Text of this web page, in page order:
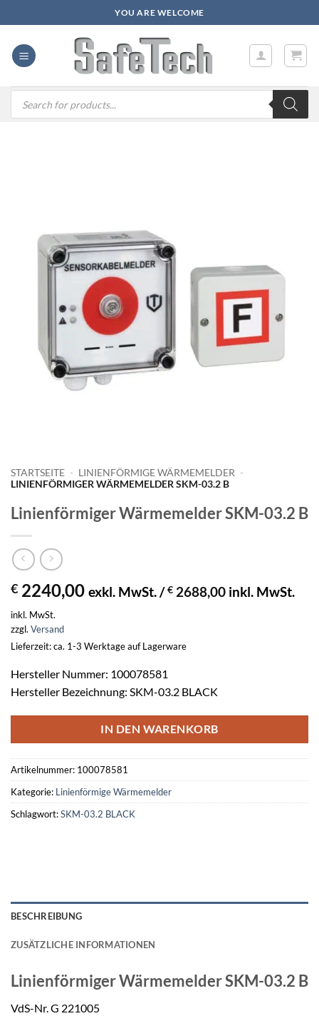
Inhalt
springen
YOU ARE WELCOME
Products
search
STARTSEITE - LINIENFÖRMIGE WÄRMEMELDER -
LINIENFÖRMIGER WÄRMEMELDER SKM-03.2 B
Linienförmiger Wärmemelder SKM-03.2 B
€ 2240,00 exkl. MwSt. /€ 2688,00 inkl. MwSt.
inkl. MwSt.
zzgl. Versand
Lieferzeit: ca. 1-3 Werktage auf Lagerware
Hersteller Nummer: 100078581
Hersteller Bezeichnung: SKM-03.2 BLACK
IN DEN WARENKORB
Artikelnummer: 100078581
Kategorie: Linienförmige Wärmemelder
Schlagwort:SKM-03.2 BLACK
BESCHREIBUNG
ZUSÄTZLICHE INFORMATIONEN
Linienförmiger WärmemelderSKM-03.2 B
VdS-Nr. G 221005